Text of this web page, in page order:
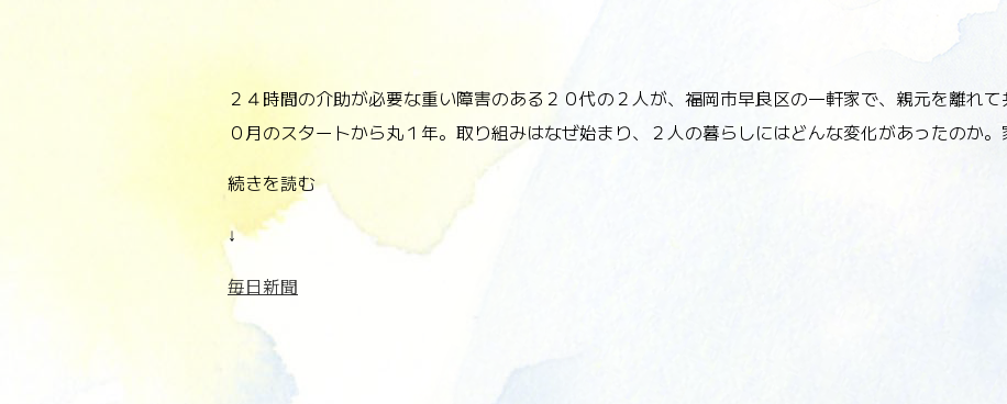
２４時間の介助が必要な重い障害のある２０代の２人が、福岡市早良区の一軒家で、親元を離れ
０月のスタートから丸１年。取り組みはなぜ始まり、２人の暮らしにはどんな変化があったのか。
続きを読む
↓
毎日新聞